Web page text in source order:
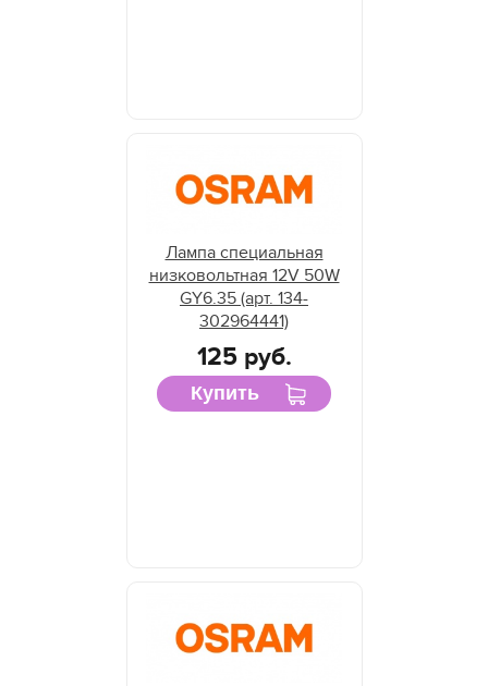
Лампа специальная
низковольтная 12V 50W
GY6.35 (арт. 134-
302964441)
125 руб.
Купить